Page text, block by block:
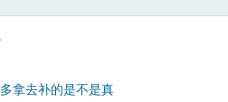
拿去补的是不是真